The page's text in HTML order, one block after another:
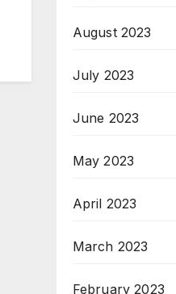
August 2023
July 2023
June 2023
May 2023
April 2023
March 2023
February 2023